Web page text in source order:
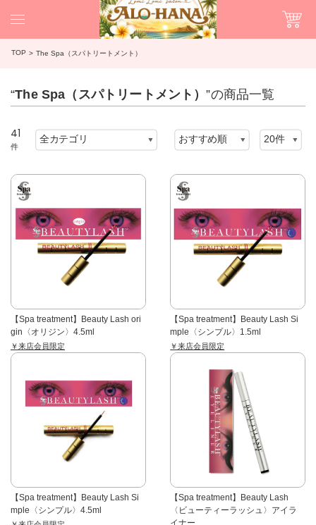
TOP The Spa（スパトリートメント）
“The Spa（スパトリートメント）”の商品一覧
41
件
【Spa treatment】Beauty Lash ori
gin〈オリジン〉4.5ml
￥来店会員限定
【Spa treatment】Beauty Lash Si
mple〈シンプル〉1.5ml
￥来店会員限定
【Spa treatment】Beauty Lash Si
mple〈シンプル〉4.5ml
【Spa treatment】Beauty Lash
〈ビューティーラッシュ〉アイラ
イナー